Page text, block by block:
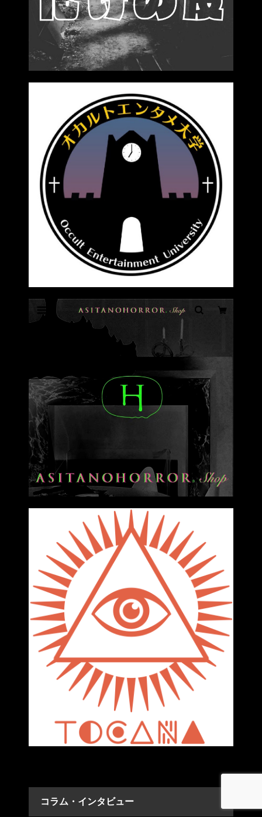
コラム・インタビュー